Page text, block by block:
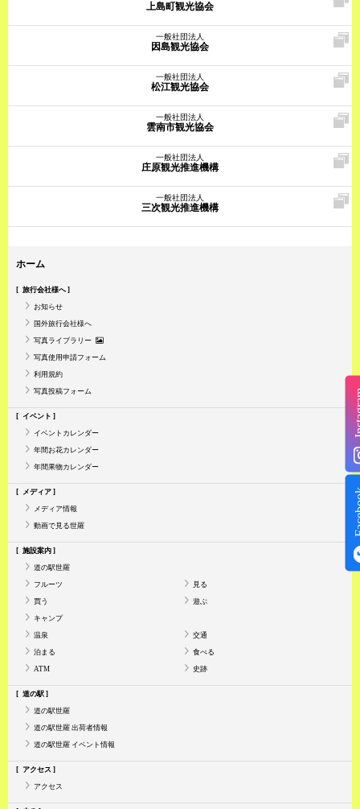
上島町観光協会
一般社団法人
因島観光協会
一般社団法人
松江観光協会
一般社団法人
雲南市観光協会
一般社団法人
庄原観光推進機構
一般社団法人
三次観光推進機構
ホーム
旅行会社様へ
お知らせ
国外旅行会社様へ
写真ライブラリー
写真使用申請フォーム
利用規約
写真投稿フォーム
イベント
イベントカレンダー
年間お花カレンダー
年間果物カレンダー
メディア
メディア情報
動画で見る世羅
施設案内
道の駅世羅
フルーツ 見る
買う 遊ぶ
キャンプ
温泉 交通
泊まる 食べる
ATM 史跡
道の駅
道の駅世羅
道の駅世羅 出荷者情報
道の駅世羅 イベント情報
アクセス
アクセス